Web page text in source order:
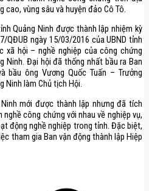
cao, vùng sâu và huyện đảo Cô Tô.
Quảng Ninh được thành lập nhiệm kỳ
QĐUB ngày 15/03/2016 của UBND tỉnh
xã hội – nghề nghiệp của công chứng
Ninh. Đại hội đã thống nhất bầu ra Ban
bầu ông Vương Quốc Tuấn – Trưởng
Ninh làm Chủ tịch Hội.
mới được thành lập nhưng đã tích
công chứng với nhau về nghiệp vụ,
động nghề nghiệp trong tỉnh. Đặc biệt,
tham gia Ban vận động thành lập Hiệp